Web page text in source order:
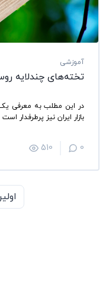
آموزشی
تخته‌های چند‌لایه
در این مطلب به معرفی یک
بازار ایران نیز پرطرفدار
510 0